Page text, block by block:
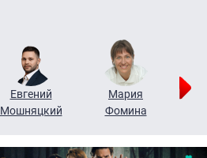
Евгений
Мошняцкий
Мария
Фомина